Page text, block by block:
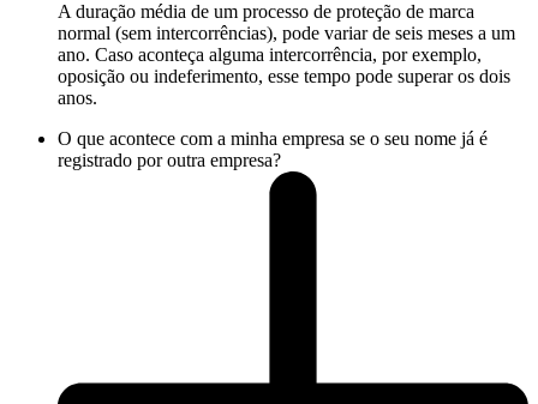
A duração média de um processo de proteção de marca
normal (sem intercorrências), pode variar de seis meses a um
ano. Caso aconteça alguma intercorrência, por exemplo,
oposição ou indeferimento, esse tempo pode superar os dois
anos.
O que acontece com a minha empresa se o seu nome já é
registrado por outra empresa?